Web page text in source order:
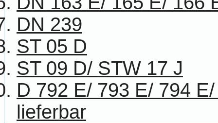
DN 239
ST 05 D
ST 09 D/ STW 17 J
D 792 E/ 793 E/ 794
lieferbar